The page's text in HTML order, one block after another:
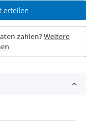
erteilen
zahlen? Weitere